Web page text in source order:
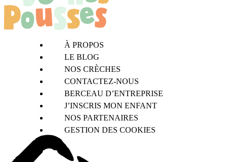
À PROPOS
LE BLOG
NOS CRÈCHES
CONTACTEZ-NOUS
BERCEAU D’ENTREPRISE
J’INSCRIS MON ENFANT
NOS PARTENAIRES
GESTION DES COOKIES